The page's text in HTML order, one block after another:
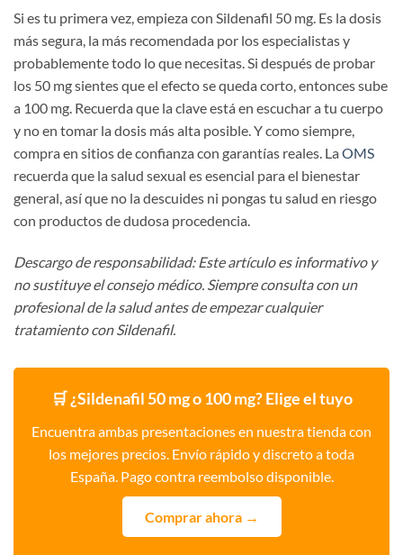
Si es tu primera vez, empieza con Sildenafil 50 mg. Es la dosis
más segura, la más recomendada por los especialistas y
probablemente todo lo que necesitas. Si después de probar
los 50 mg sientes que el efecto se queda corto, entonces sube
a 100 mg. Recuerda que la clave está en escuchar a tu cuerpo
y no en tomar la dosis más alta posible. Y como siempre,
compra en sitios de confianza con garantías reales. La OMS
recuerda que la salud sexual es esencial para el bienestar
general, así que no la descuides ni pongas tu salud en riesgo
con productos de dudosa procedencia.
Descargo de responsabilidad: Este artículo es informativo y
no sustituye el consejo médico. Siempre consulta con un
profesional de la salud antes de empezar cualquier
tratamiento con Sildenafil.
🛒 ¿Sildenafil 50 mg o 100 mg? Elige el tuyo
Encuentra ambas presentaciones en nuestra tienda con
los mejores precios. Envío rápido y discreto a toda
España. Pago contra reembolso disponible.
Comprar ahora →